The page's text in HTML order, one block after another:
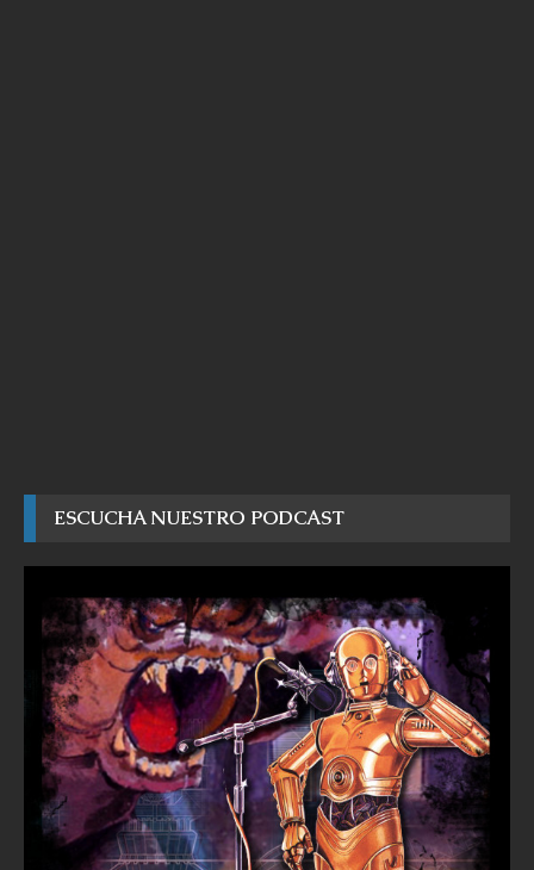
ESCUCHA NUESTRO PODCAST